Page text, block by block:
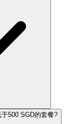
500 SGD的套餐?